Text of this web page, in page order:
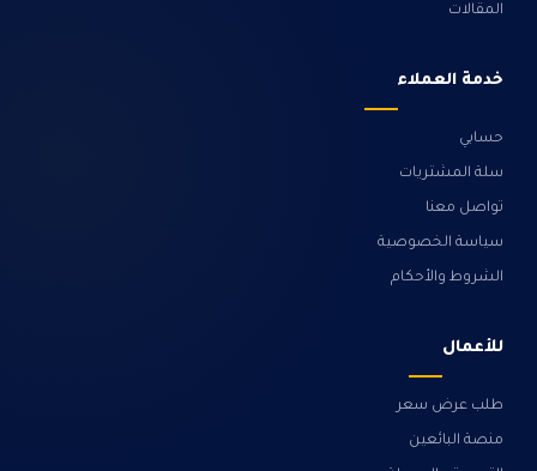
المقالات
خدمة العملاء
حسابي
سلة المشتريات
تواصل معنا
سياسة الخصوصية
الشروط والأحكام
للأعمال
طلب عرض سعر
منصة البائعين